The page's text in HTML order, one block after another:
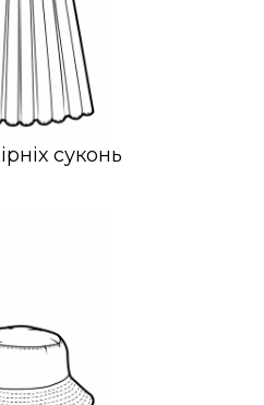
суконь